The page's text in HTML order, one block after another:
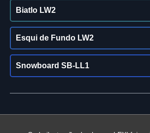
Biatlo LW2
Esqui de Fundo LW2
Snowboard SB-LL1